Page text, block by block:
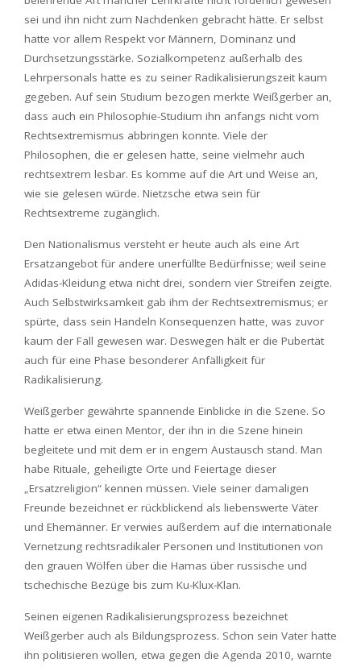
sei und ihn nicht zum Nachdenken gebracht hätte. Er selbst
hatte vor allem Respekt vor Männern, Dominanz und
Durchsetzungsstärke. Sozialkompetenz außerhalb des
Lehrpersonals hatte es zu seiner Radikalisierungszeit kaum
gegeben. Auf sein Studium bezogen merkte Weißgerber an,
dass auch ein Philosophie-Studium ihn anfangs nicht vom
Rechtsextremismus abbringen konnte. Viele der
Philosophen, die er gelesen hatte, seine vielmehr auch
rechtsextrem lesbar. Es komme auf die Art und Weise an,
wie sie gelesen würde. Nietzsche etwa sein für
Rechtsextreme zugänglich.
Den Nationalismus versteht er heute auch als eine Art
Ersatzangebot für andere unerfüllte Bedürfnisse; weil seine
Adidas-Kleidung etwa nicht drei, sondern vier Streifen zeigte.
Auch Selbstwirksamkeit gab ihm der Rechtsextremismus; er
spürte, dass sein Handeln Konsequenzen hatte, was zuvor
kaum der Fall gewesen war. Deswegen hält er die Pubertät
auch für eine Phase besonderer Anfälligkeit für
Radikalisierung.
Weißgerber gewährte spannende Einblicke in die Szene. So
hatte er etwa einen Mentor, der ihn in die Szene hinein
begleitete und mit dem er in engem Austausch stand. Man
habe Rituale, geheiligte Orte und Feiertage dieser
„Ersatzreligion“ kennen müssen. Viele seiner damaligen
Freunde bezeichnet er rückblickend als liebenswerte Väter
und Ehemänner. Er verwies außerdem auf die internationale
Vernetzung rechtsradikaler Personen und Institutionen von
den grauen Wölfen über die Hamas über russische und
tschechische Bezüge bis zum Ku-Klux-Klan.
Seinen eigenen Radikalisierungsprozess bezeichnet
Weißgerber auch als Bildungsprozess. Schon sein Vater hatte
ihn politisieren wollen, etwa gegen die Agenda 2010, warnte